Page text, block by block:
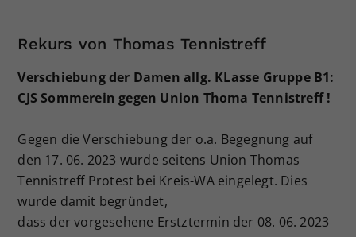
Rekurs von Thomas Tennistreff
Verschiebung der Damen allg. KLasse Gruppe B1:
CJS Sommerein gegen Union Thoma Tennistreff !
Gegen die Verschiebung der o.a. Begegnung auf
den 17. 06. 2023 wurde seitens Union Thomas
Tennistreff Protest bei Kreis-WA eingelegt. Dies
wurde damit begründet,
dass der vorgesehene Erstztermin der 08. 06. 2023